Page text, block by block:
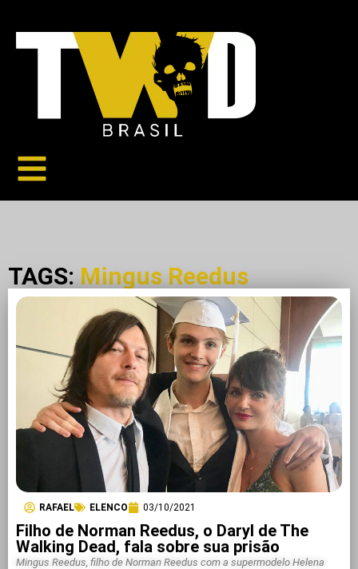
TAGS: Mingus Reedus
RAFAEL ELENCO 03/10/2021
Filho de Norman Reedus, o Daryl de The
Walking Dead, fala sobre sua prisão
Mingus Reedus, filho de Norman Reedus com a supermodelo Helena